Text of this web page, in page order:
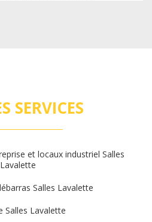
SERVICES
et locaux industriel Salles
Lavalette
Salles Lavalette
Salles Lavalette